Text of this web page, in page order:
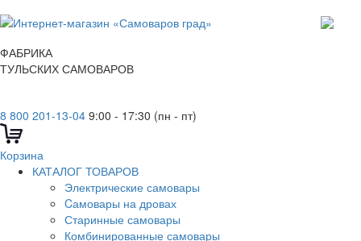
ФАБРИКА
ТУЛЬСКИХ САМОВАРОВ
8 800 201-13-04 9:00 - 17:30 (пн - пт)
Корзина
КАТАЛОГ ТОВАРОВ
Электрические самовары
Cамовары на дровах
Старинные самовары
Комбинированные самовары